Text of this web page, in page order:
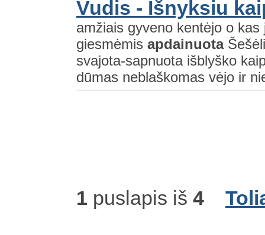
Vudis - Išnyksiu
amžiais gyveno kentėjo o
giesmėmis apdainuota
svajota-sapnuota išblyško
dūmas neblaškomas vėjo ir
1 puslapis iš 4